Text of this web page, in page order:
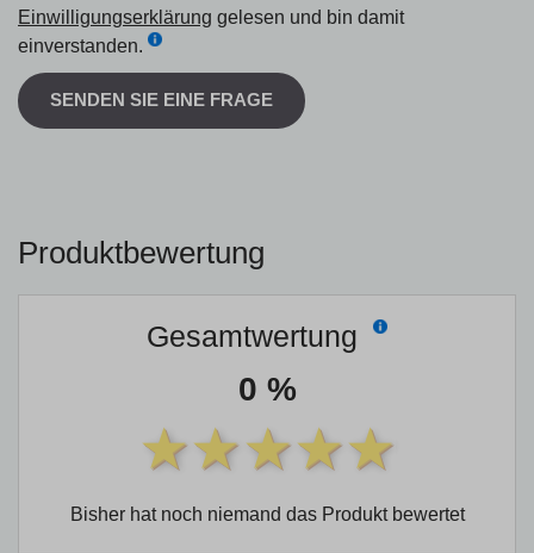
Einwilligungserklärung gelesen und bin damit
einverstanden.
SENDEN SIE EINE FRAGE
Produktbewertung
Gesamtwertung
0 %
Bisher hat noch niemand das Produkt bewertet